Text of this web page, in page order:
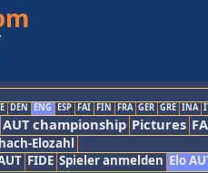
DEN ENG ESP FAI FIN FRA GER GRE INA
AUT championship Pictures
Elozahl
FIDE Spieler anmelden Elo